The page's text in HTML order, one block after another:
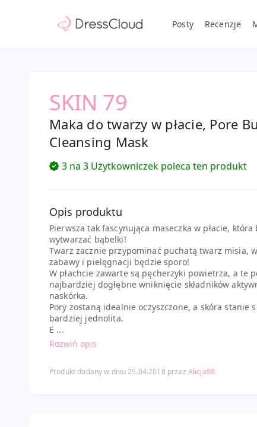
Posty Recenzje
SKIN 79
Maka do twarzy w płacie, Pore
Cleansing Mask
3 na 3 Użytkowniczek poleca ten produkt
Opis produktu
Pierwsza tak fascynująca maseczka w płacie, która
wytwarzać bąbelki!
Twarz zacznie przypominać puchatą twarz misia,
zabawy i pielęgnacji będzie sporo!
W płachcie zawarte są pęcherzyki powietrza, a te
najbardziej dogłębne wniknięcie składników
naskórka.
Pory zostaną idealnie oczyszczone, a skóra stanie
bardziej jednolita.
E ...
Rozwiń opis
Produkt dodany w dniu 25.04.2018 przez Alicja98